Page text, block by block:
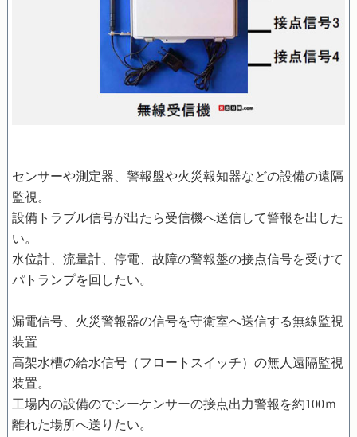
センサーや測定器、警報盤や火災報知器などの設備の遠隔
監視。
設備トラブル信号が出たら受信機へ送信して警報を出した
い。
水位計、流量計、停電、故障の警報盤の接点信号を受けて
パトランプを回したい。
漏電信号、火災警報器の信号を守衛室へ送信する無線監視
装置
高架水槽の給水信号（フロートスイッチ）の無人遠隔監視
装置。
工場内の設備のでシーケンサーの接点出力警報を約100ｍ
離れた場所へ送りたい。